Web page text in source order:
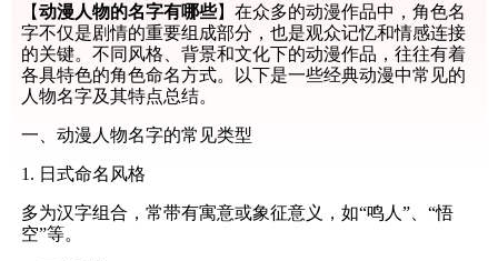
【动漫人物的名字有哪些】在众多的动漫作品中，角色名
字不仅是剧情的重要组成部分，也是观众记忆和情感连接
的关键。不同风格、背景和文化下的动漫作品，往往有着
各具特色的角色命名方式。以下是一些经典动漫中常见的
人物名字及其特点总结。
一、动漫人物名字的常见类型
1. 日式命名风格
多为汉字组合，常带有寓意或象征意义，如“鸣人”、“悟
空”等。